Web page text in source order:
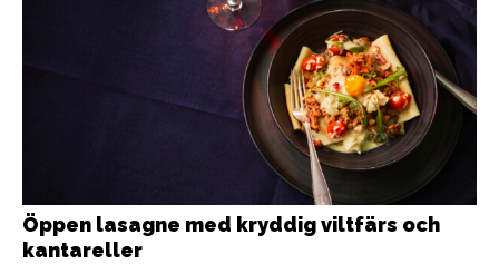
Öppen lasagne med kryddig viltfärs och
kantareller